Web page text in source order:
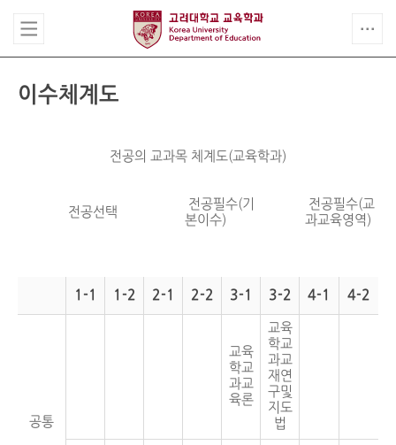
이수체계도
전공의 교과목 체계도(교육학과)
전공선택
전공필수(기
본이수)
전공필수(교
과교육영역)
1-1 1-2 2-1 2-2 3-1 3-2 4-1 4-2
공통
교육
학교
과교
육론
교육
학교
과교
재연
구및
지도
법